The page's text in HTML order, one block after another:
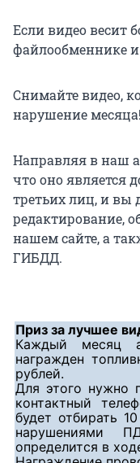
Если видео весит
файлообменнике
Снимайте видео,
нарушение месяца!
Направляя в наш
что оно является
третьих лиц, и вы
редактирование,
нашем сайте, а
ГИБДД.
Приз за лучшее
Каждый месяц
награжден
рублей.
Для этого нужно
контактный
будет отбирать
нарушениями
определится в